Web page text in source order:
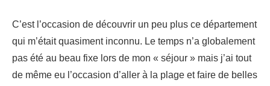
C’est l’occasion de découvrir un peu plus ce département
qui m’était quasiment inconnu. Le temps n’a globalement
pas été au beau fixe lors de mon « séjour » mais j’ai tout
de même eu l’occasion d’aller à la plage et faire de belles